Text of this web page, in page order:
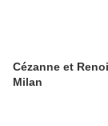
Cézanne et
Milan